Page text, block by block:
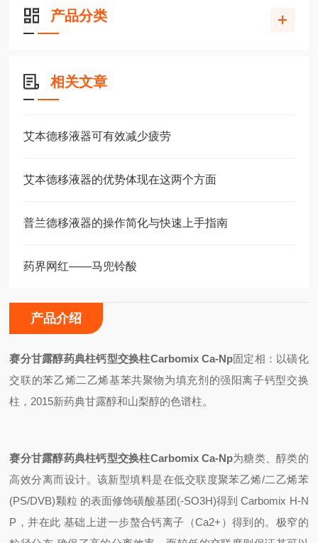
产品分类
相关文章
艾本德移液器可有效减少疲劳
艾本德移液器的优势体现在这两个方面
普兰德移液器的操作简化与快速上手指南
药界网红——马兜铃酸
产品介绍
赛分甘露醇药典柱钙型交换柱Carbomix Ca-Np固定相：以磺化
交联的苯乙烯二乙烯基苯共聚物为填充剂的强阳离子钙型交换
柱，2015新药典甘露醇和山梨醇的色谱柱。
赛分甘露醇药典柱钙型交换柱Carbomix Ca-Np为糖类、醇类的
高效分离而设计。该新型填料是在低交联度聚苯乙烯/二乙烯苯
(PS/DVB)颗粒 的表面修饰磺酸基团(-SO3H)得到 Carbomix H-N
P，并在此 基础上进一步螯合钙离子（Ca2+）得到的。极窄的